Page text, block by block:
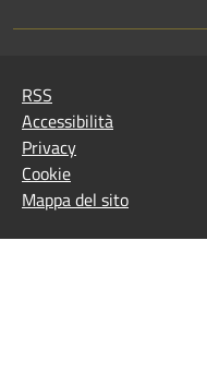
RSS
Accessibilità
Privacy
Cookie
Mappa del sito